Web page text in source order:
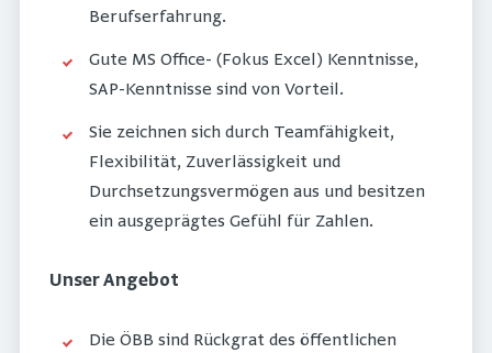
Berufserfahrung.
Gute MS Office- (Fokus Excel) Kenntnisse,
SAP-Kenntnisse sind von Vorteil.
Sie zeichnen sich durch Teamfähigkeit,
Flexibilität, Zuverlässigkeit und
Durchsetzungsvermögen aus und besitzen
ein ausgeprägtes Gefühl für Zahlen.
Unser Angebot
Die ÖBB sind Rückgrat des öffentlichen